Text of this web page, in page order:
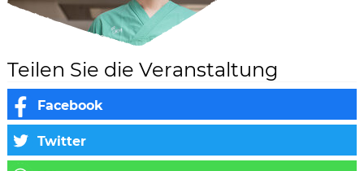
Teilen Sie die Veranstaltung